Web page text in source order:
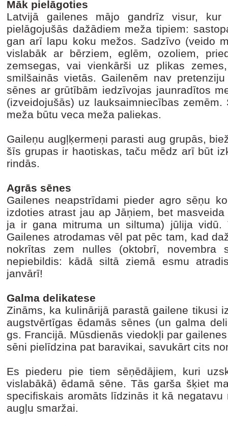
Māk pielāgoties
Latvijā gailenes mājo gandrīz visur,
pielāgojušās dažādiem meža tipiem:
gan arī lapu koku mežos. Sadzīvo (veido
vislabāk ar bērziem, eglēm, ozoliem,
zemsegas, vai vienkārši uz plikas
smilšainās vietās. Gailenēm nav
sēnes ar grūtībām iedzīvojas jaunradītos
(izveidojušās) uz lauksaimniecības
meža būtu veca meža paliekas.
Gaileņu augļķermeņi parasti aug grupās,
šīs grupas ir haotiskas, taču mēdz arī būt
rindās.
Agrās sēnes
Gailenes neapstrīdami pieder agro sēņu
izdoties atrast jau ap Jāņiem, bet
ja ir gana mitruma un siltuma) jūlija vidū.
Gailenes atrodamas vēl pat pēc tam, kad
nokrītas zem nulles (oktobrī, novembra
nepiebildis: kādā siltā ziemā esmu
janvārī!
Galma delikatese
Zināms, ka kulinārijā parastā gailene tikusi
augstvērtīgas ēdamās sēnes (un galma
gs. Francijā. Mūsdienās viedokļi par
sēni pielīdzina pat baravikai, savukārt cits
Es piederu pie tiem sēņēdājiem, kuri
vislabākā) ēdamā sēne. Tās garša šķiet
specifiskais aromāts līdzinās it kā
augļu smaržai.